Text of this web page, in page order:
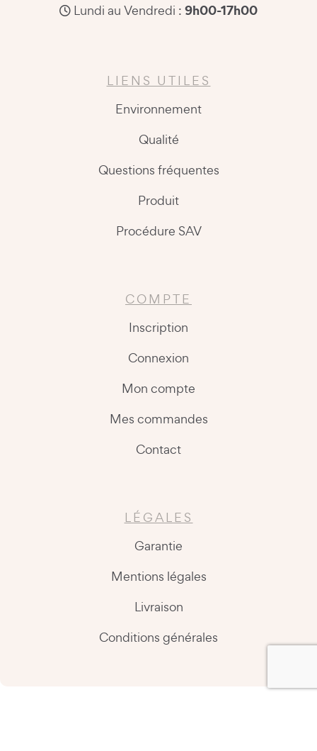
Lundi au Vendredi : 9h00-17h00
LIENS UTILES
Environnement
Qualité
Questions fréquentes
Produit
Procédure SAV
COMPTE
Inscription
Connexion
Mon compte
Mes commandes
Contact
LÉGALES
Garantie
Mentions légales
Livraison
Conditions générales